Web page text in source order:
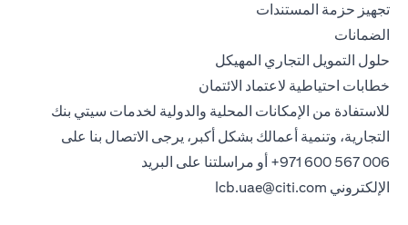
تجهيز حزمة المستندات
الضمانات
حلول التمويل التجاري المهيكل
خطابات احتياطية لاعتماد الائتمان
للاستفادة من الإمكانات المحلية والدولية لخدمات سيتي بنك
التجارية، وتنمية أعمالك بشكل أكبر، يرجى الاتصال بنا على
971 600 567 006+ أو مراسلتنا على البريد
الإلكتروني lcb.uae@citi.com